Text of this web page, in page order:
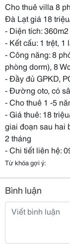
Cho thuê villa 8
Đà Lạt giá 18
- Diện tích: 360m2
- Kết cấu: 1 trệt, 1
- Công năng: 8
phòng dorm), 8
- Đầy đủ GPKD,
- Đường oto, có
- Cho thuê 1 -5
- Giá thuê: 18
giai đoạn sau hai
2 tháng
- Chi tiết liên hệ:
Từ khóa gợi ý:
Bình luận